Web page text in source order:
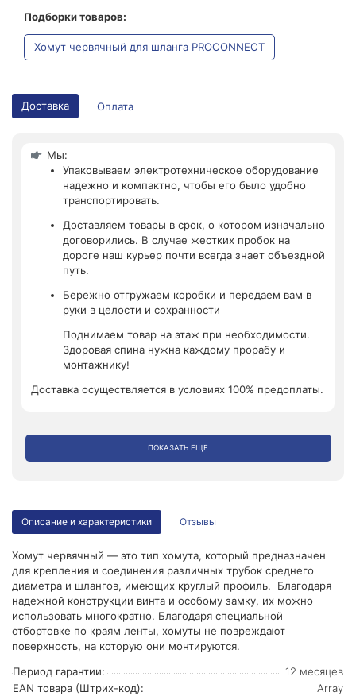
Подборки товаров:
Хомут червячный для шланга PROCONNECT
Доставка Оплата
Мы:
Упаковываем электротехническое оборудование
надежно и компактно, чтобы его было удобно
транспортировать.
Доставляем товары в срок, о котором изначально
договорились. В случае жестких пробок на
дороге наш курьер почти всегда знает объездной
путь.
Бережно отгружаем коробки и передаем вам в
руки в целости и сохранности
Поднимаем товар на этаж при необходимости.
Здоровая спина нужна каждому прорабу и
монтажнику!
Доставка осуществляется в условиях 100% предоплаты.
ПОКАЗАТЬ ЕЩЕ
Описание и характеристики Отзывы
Хомут червячный — это тип хомута, который предназначен
для крепления и соединения различных трубок среднего
диаметра и шлангов, имеющих круглый профиль. Благодаря
надежной конструкции винта и особому замку, их можно
использовать многократно. Благодаря специальной
отбортовке по краям ленты, хомуты не повреждают
поверхность, на которую они монтируются.
Период гарантии:
12 месяцев
EAN товара (Штрих-код):
Array